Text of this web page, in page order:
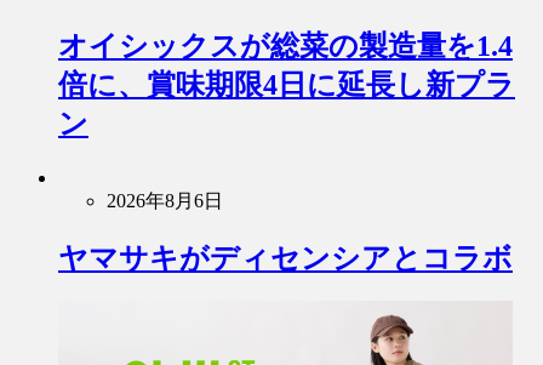
オイシックスが総菜の製造量を1.4
倍に、賞味期限4日に延長し新プラ
ン
2026年8月6日
ヤマサキがディセンシアとコラボ